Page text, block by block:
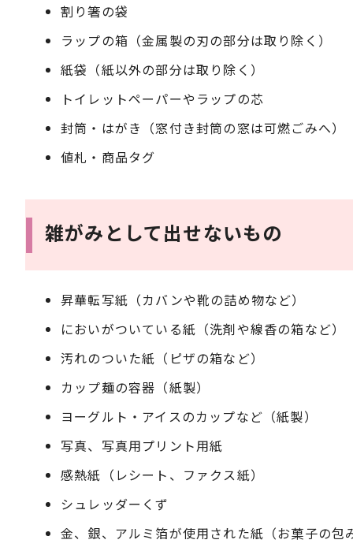
割り箸の袋
ラップの箱（金属製の刃の部分は取り除く）
紙袋（紙以外の部分は取り除く）
トイレットペーパーやラップの芯
封筒・はがき（窓付き封筒の窓は可燃ごみへ）
値札・商品タグ
雑がみとして出せないもの
昇華転写紙（カバンや靴の詰め物など）
においがついている紙（洗剤や線香の箱など）
汚れのついた紙（ピザの箱など）
カップ麺の容器（紙製）
ヨーグルト・アイスのカップなど（紙製）
写真、写真用プリント用紙
感熱紙（レシート、ファクス紙）
シュレッダーくず
金、銀、アルミ箔が使用された紙（お菓子の包